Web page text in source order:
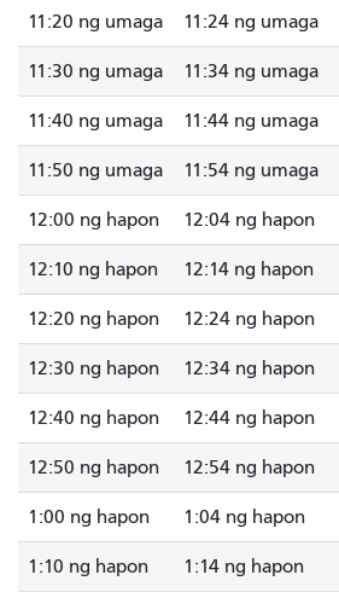
11:20 ng umaga 11:24 ng umaga
11:30 ng umaga 11:34 ng umaga
11:40 ng umaga 11:44 ng umaga
11:50 ng umaga 11:54 ng umaga
12:00 ng hapon 12:04 ng hapon
12:10 ng hapon 12:14 ng hapon
12:20 ng hapon 12:24 ng hapon
12:30 ng hapon 12:34 ng hapon
12:40 ng hapon 12:44 ng hapon
12:50 ng hapon 12:54 ng hapon
1:00 ng hapon 1:04 ng hapon
1:10 ng hapon 1:14 ng hapon